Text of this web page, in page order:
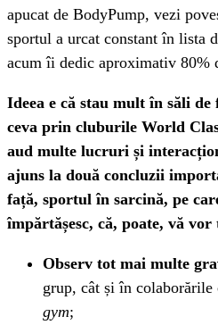
apucat de BodyPump, vezi
sportul a urcat constant în lista
acum îi dedic aproximativ 80%
Ideea e că stau mult în săli
ceva prin cluburile World
aud multe lucruri și
ajuns la două concluzii
față, sportul în sarcină, pe
împărtășesc, că, poate, vă
Observ tot mai multe
grup, cât și în colaborările
gym;